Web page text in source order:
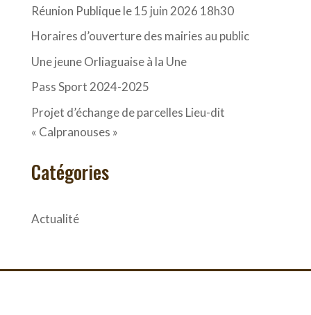
Réunion Publique le 15 juin 2026 18h30
Horaires d’ouverture des mairies au public
Une jeune Orliaguaise à la Une
Pass Sport 2024-2025
Projet d’échange de parcelles Lieu-dit
« Calpranouses »
Catégories
Actualité